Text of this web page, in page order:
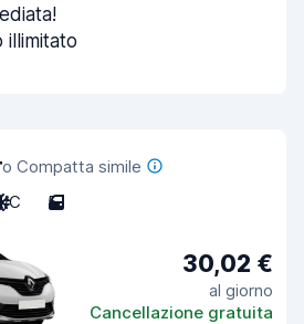
illimitato
o Compatta simile
C 5
30,02 €
al giorno
Cancellazione gratuita